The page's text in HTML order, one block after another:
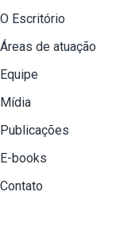
O Escritório
Áreas de atuação
Equipe
Mídia
Publicações
E-books
Contato